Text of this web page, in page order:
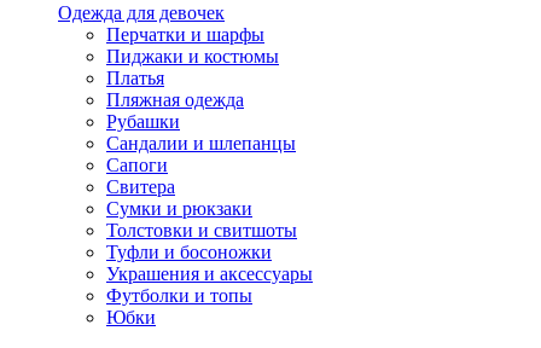
Одежда для девочек
Перчатки и шарфы
Пиджаки и костюмы
Платья
Пляжная одежда
Рубашки
Сандалии и шлепанцы
Сапоги
Свитера
Сумки и рюкзаки
Толстовки и свитшоты
Туфли и босоножки
Украшения и аксессуары
Футболки и топы
Юбки